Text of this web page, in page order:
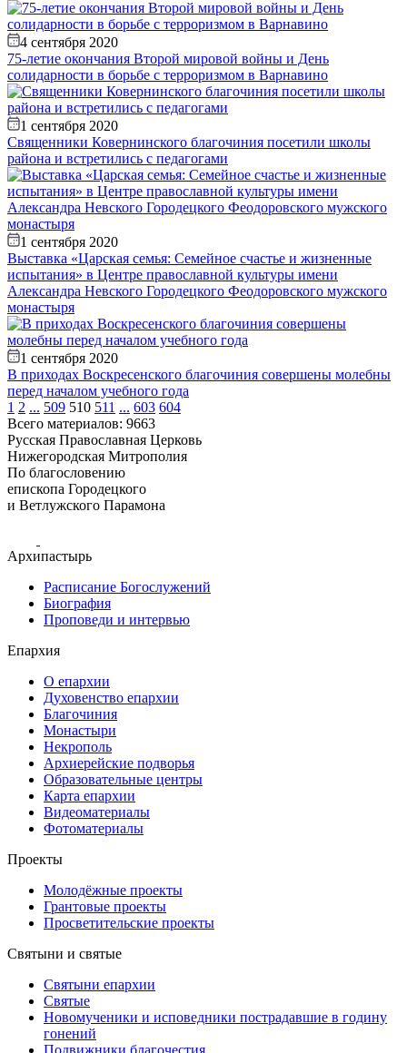
4 сентября 2020
75-летие окончания Второй мировой войны и День
солидарности в борьбе с терроризмом в Варнавино
1 сентября 2020
Священники Ковернинского благочиния посетили школы
района и встретились с педагогами
1 сентября 2020
Выставка «Царская семья: Семейное счастье и жизненные
испытания» в Центре православной культуры имени
Александра Невского Городецкого Феодоровского мужского
монастыря
1 сентября 2020
В приходах Воскресенского благочиния совершены молебны
перед началом учебного года
1 2 ... 509 510 511 ... 603 604
Всего материалов: 9663
Русская Православная Церковь
Нижегородская Митрополия
По благословению
епископа Городецкого
и Ветлужского Парамона
Архипастырь
Расписание Богослужений
Биография
Проповеди и интервью
Епархия
О епархии
Духовенство епархии
Благочиния
Монастыри
Некрополь
Архиерейские подворья
Образовательные центры
Карта епархии
Видеоматериалы
Фотоматериалы
Проекты
Молодёжные проекты
Грантовые проекты
Просветительские проекты
Святыни и святые
Святыни епархии
Святые
Новомученики и исповедники пострадавшие в годину
гонений
Подвижники благочестия